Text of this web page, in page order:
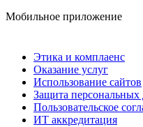
Мобильное приложение
Этика и комплаенс
Оказание услуг
Использование сайтов
Защита
Пользовательское
ИТ аккредитация